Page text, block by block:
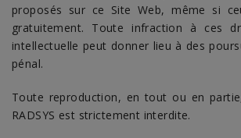
proposés sur ce Site Web, même si
gratuitement. Toute infraction à ces
intellectuelle peut donner lieu à des
pénal.
Toute reproduction, en tout ou en
RADSYS est strictement interdite.